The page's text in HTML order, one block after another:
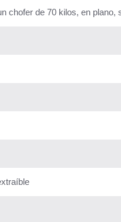
chofer de 70 kilos, en plano,